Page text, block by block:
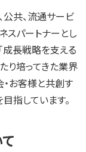
公共、流通サービ
パートナーとし
成長戦略を支える
り培ってきた業界
お客様と共創す
指しています。